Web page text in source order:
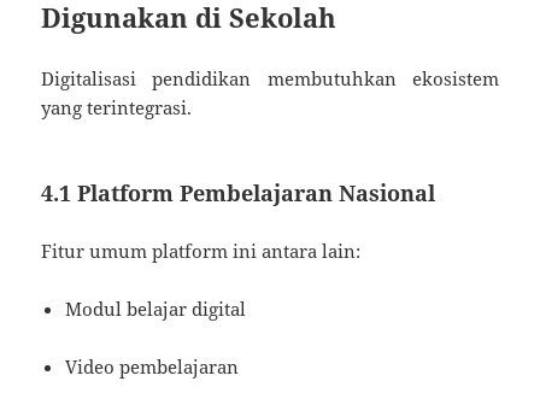
Digunakan di Sekolah
Digitalisasi pendidikan membutuhkan ekosistem
yang terintegrasi.
4.1 Platform Pembelajaran Nasional
Fitur umum platform ini antara lain:
Modul belajar digital
Video pembelajaran